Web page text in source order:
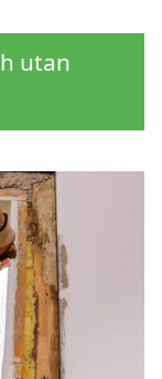
utan